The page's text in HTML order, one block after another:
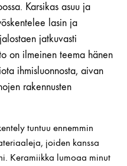
Karsikas asuu ja
lasin ja
jatkuvasti
on ilmeinen teema hänen
ihmisluonnosta, aivan
rakennusten
tuntuu ennemmin
joiden kanssa
Keramiikka lumoaa minut